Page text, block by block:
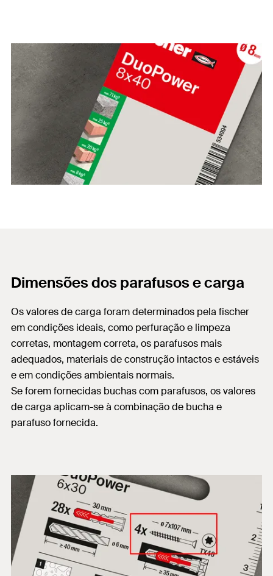
Dimensões dos parafusos e carga
Os valores de carga foram determinados pela fischer
em condições ideais, como perfuração e limpeza
corretas, montagem correta, os parafusos mais
adequados, materiais de construção intactos e estáveis
e em condições ambientais normais.
Se forem fornecidas buchas com parafusos, os valores
de carga aplicam-se à combinação de bucha e
parafuso fornecida.